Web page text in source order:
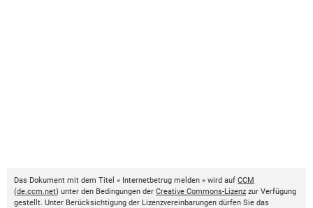
Das Dokument mit dem Titel « Internetbetrug melden » wird auf CCM
(de.ccm.net) unter den Bedingungen der Creative Commons-Lizenz zur Verfügung
gestellt. Unter Berücksichtigung der Lizenzvereinbarungen dürfen Sie das